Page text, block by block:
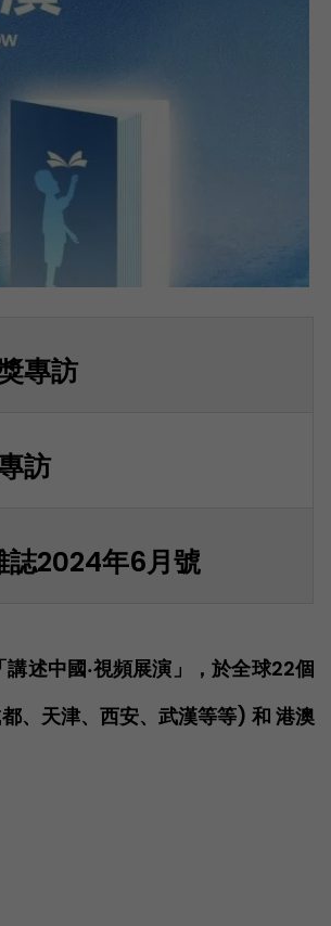
專訪
訪
誌2024年6月號
述中國‧視頻展演」，於全球22個
、天津、西安、武漢等等) 和 港澳